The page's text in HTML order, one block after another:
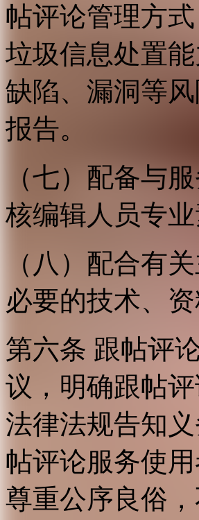
帖评论管理方
垃圾信息处置
缺陷、漏洞等
报告。
（七）配备与
核编辑人员专业
（八）配合有
必要的技术、
第六条 跟帖评
议，明确跟帖
法律法规告知
帖评论服务使
尊重公序良俗